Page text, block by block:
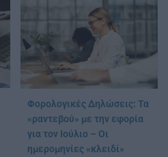
Φορολογικές Δηλώσεις: Τα
«ραντεβού» με την εφορία
για τον Ιούλιο – Οι
ημερομηνίες «κλειδί»